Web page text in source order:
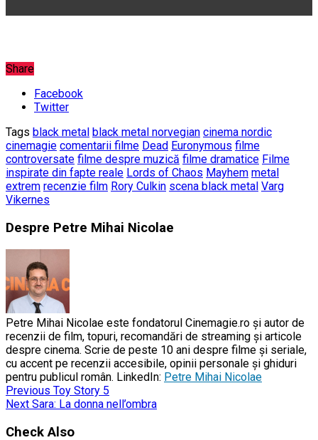
Share
Facebook
Twitter
Tags black metal black metal norvegian cinema nordic
cinemagie comentarii filme Dead Euronymous filme
controversate filme despre muzică filme dramatice Filme
inspirate din fapte reale Lords of Chaos Mayhem metal
extrem recenzie film Rory Culkin scena black metal Varg
Vikernes
Despre Petre Mihai Nicolae
Petre Mihai Nicolae este fondatorul Cinemagie.ro și autor de
recenzii de film, topuri, recomandări de streaming și articole
despre cinema. Scrie de peste 10 ani despre filme și seriale,
cu accent pe recenzii accesibile, opinii personale și ghiduri
pentru publicul român. LinkedIn: Petre Mihai Nicolae
Previous Toy Story 5
Next Sara: La donna nell’ombra
Check Also